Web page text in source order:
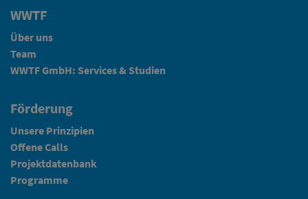
WWTF
Über uns
Team
WWTF GmbH: Services & Studien
Förderung
Unsere Prinzipien
Offene Calls
Projektdatenbank
Programme